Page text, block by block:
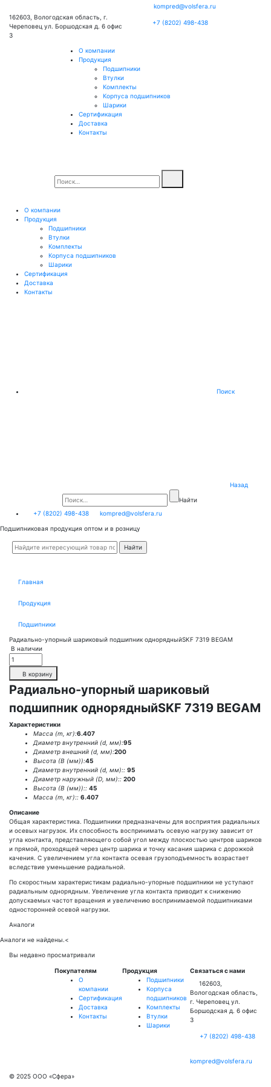
162603, Вологодская область, г.
Череповец ул. Боршодская д. 6 офис
3
kompred@volsfera.ru
+7 (8202) 498-438
О компании
Продукция
Подшипники
Втулки
Комплекты
Корпуса подшипников
Шарики
Сертификация
Доставка
Контакты
О компании
Продукция
Подшипники
Втулки
Комплекты
Корпуса подшипников
Шарики
Сертификация
Доставка
Контакты
Поиск
Назад
Найти
+7 (8202) 498-438
kompred@volsfera.ru
Подшипниковая продукция оптом и в розницу
Главная
Продукция
Подшипники
Радиально-упорный шариковый подшипник однорядныйSKF 7319 BEGAM
В наличии
В корзину
Радиально-упорный шариковый
подшипник однорядныйSKF 7319 BEGAM
Характеристики
Масса (m, кг):6.407
Диаметр внутренний (d, мм):95
Диаметр внешний (d, мм):200
Высота (В (мм)):45
Диаметр внутренний (d, мм):: 95
Диаметр наружный (D, мм):: 200
Высота (В (мм)):: 45
Масса (m, кг):: 6.407
Описание
Общая характеристика. Подшипники предназначены для восприятия радиальных
и осевых нагрузок. Их способность воспринимать осевую нагрузку зависит от
угла контакта, представляющего собой угол между плоскостью центров шариков
и прямой, проходящей через центр шарика и точку касания шарика с дорожкой
качения. С увеличением угла контакта осевая грузоподъемность возрастает
вследствие уменьшение радиальной.
По скоростным характеристикам радиально-упорные подшипники не уступают
радиальным однорядным. Увеличение угла контакта приводит к снижению
допускаемых частот вращения и увеличению воспринимаемой подшипниками
односторонней осевой нагрузки.
Аналоги
Аналоги не найдены.<
Вы недавно просматривали
Покупателям
О
компании
Сертификация
Доставка
Контакты
Продукция
Подшипники
Корпуса
подшипников
Комплекты
Втулки
Шарики
Связаться с нами
162603,
Вологодская область,
г. Череповец ул.
Боршодская д. 6 офис
3
+7 (8202) 498-438
kompred@volsfera.ru
© 2025 ООО «Сфера»